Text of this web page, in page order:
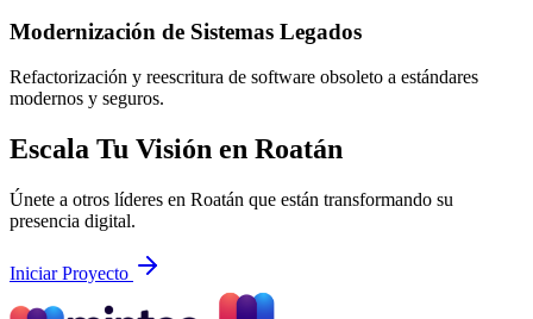
Modernización de Sistemas Legados
Refactorización y reescritura de software obsoleto a estándares
modernos y seguros.
Escala Tu Visión en Roatán
Únete a otros líderes en Roatán que están transformando su
presencia digital.
Iniciar Proyecto